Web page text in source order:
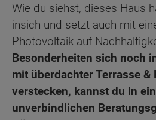
Wie du siehst, dieses Haus
insich und setzt auch mit
Photovoltaik auf
Besonderheiten sich noch
mit überdachter Terrasse &
verstecken, kannst du in
unverbindlichen